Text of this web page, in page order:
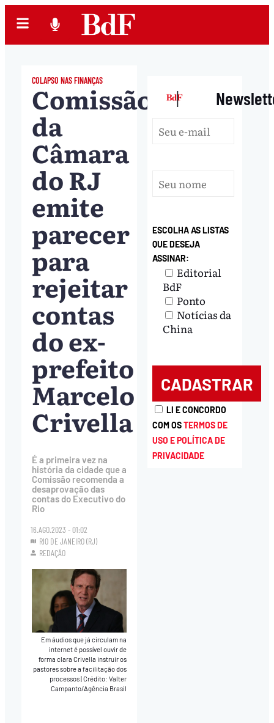
COLAPSO NAS FINANÇAS
Comissão
da
Câmara
do RJ
emite
parecer
para
rejeitar
contas
do ex-
prefeito
Marcelo
Crivella
É a primeira vez na
história da cidade que a
Comissão recomenda a
desaprovação das
contas do Executivo do
Rio
16.AGO.2023 - 01:02
RIO DE JANEIRO (RJ)
REDAÇÃO
Em áudios que já circulam na
internet é possível ouvir de
forma clara Crivella instruir os
pastores sobre a facilitação dos
processos|Crédito: Valter
Campanto/Agência Brasil
|
ESCOLHA AS LISTAS
QUE DESEJA
ASSINAR:
Editorial
BdF
Ponto
Notícias da
China
LI E CONCORDO
COM OSTERMOS DE
USO E POLÍTICA DE
PRIVACIDADE